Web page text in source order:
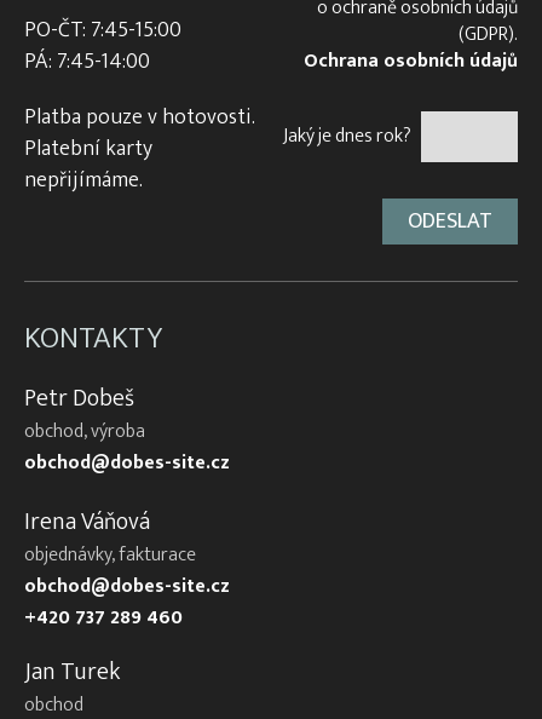
PO-ČT: 7:45-15:00
PÁ: 7:45-14:00
Platba pouze v hotovosti.
Platební karty
nepřijímáme.
o ochraně osobních údajů
(GDPR).
Ochrana osobních údajů
Jaký je dnes rok?
KONTAKTY
Petr Dobeš
obchod, výroba
obchod@dobes-site.cz
Irena Váňová
objednávky, fakturace
obchod@dobes-site.cz
+420 737 289 460
Jan Turek
obchod